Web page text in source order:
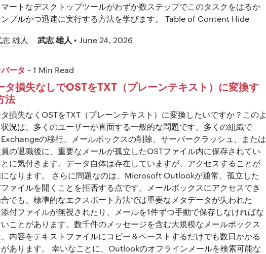
ートなデスクトップツールがわずか数ステップでこのタスクをはるか
プルかつ迅速に実行する方法を学びます。 Table of Content Hide
武志 雄人 • June 24, 2026
ータ ~ 1 Min Read
タ損失なしでOSTをTXT（プレーンテキスト）に変換す
法
損失なくOSTをTXT（プレーンテキスト）に変換したいですか？このよ
状況は、多くのユーザーが直面する一般的な問題です。多くの組織で
の移行、メールボックスの削除、サーバークラッシュ、または
の退職後に、重要なメールが孤立したOSTファイル内に保存されてい
に気付きます。データ自体は存在していますが、アクセスすることが
なります。 さらに問題なのは、Microsoft Outlookが通常、孤立した
ァイルを開くことを拒否する点です。メールボックスにアクセスでき
でも、標準的なエクスポート方法では重要なメタデータが失われた
添付ファイルが無視されたり、メールを1件ずつ手動で保存しなければな
ことがあります。数千件のメッセージを含む大規模なメールボックス
内容をテキストファイルにコピー＆ペーストするだけでも数日かかる
あります。 幸いなことに、Outlookのオフラインメールを検索可能な